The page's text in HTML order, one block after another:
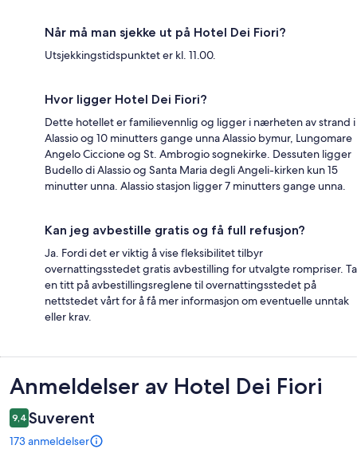
Når må man sjekke ut på Hotel Dei Fiori?
Utsjekkingstidspunktet er kl. 11.00.
Hvor ligger Hotel Dei Fiori?
Dette hotellet er familievennlig og ligger i nærheten av strand i
Alassio og 10 minutters gange unna Alassio bymur, Lungomare
Angelo Ciccione og St. Ambrogio sognekirke. Dessuten ligger
Budello di Alassio og Santa Maria degli Angeli-kirken kun 15
minutter unna. Alassio stasjon ligger 7 minutters gange unna.
Kan jeg avbestille gratis og få full refusjon?
Ja. Fordi det er viktig å vise fleksibilitet tilbyr
overnattingsstedet gratis avbestilling for utvalgte rompriser. Ta
en titt på avbestillingsreglene til overnattingsstedet på
nettstedet vårt for å få mer informasjon om eventuelle unntak
eller krav.
Anmeldelser
Anmeldelser av Hotel Dei Fiori
9,4 Suverent
173 anmeldelser